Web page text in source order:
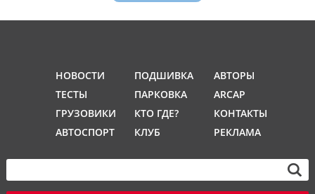
НОВОСТИ
ТЕСТЫ
ГРУЗОВИКИ
АВТОСПОРТ
ПОДШИВКА
ПАРКОВКА
КТО ГДЕ?
КЛУБ
АВТОРЫ
ARCAP
КОНТАКТЫ
РЕКЛАМА